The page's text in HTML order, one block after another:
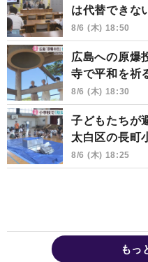
は代替できな
8/6 (木) 18:50
広島への原爆
寺で平和を祈
8/6 (木) 18:30
子どもたちが
太白区の長町
8/6 (木) 18:25
もっ